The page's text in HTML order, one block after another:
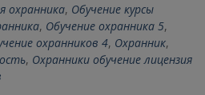
охранника, Обучение курсы
, Обучение охранника 5,
охранников 4, Охранник,
, Охранники обучение лицензия